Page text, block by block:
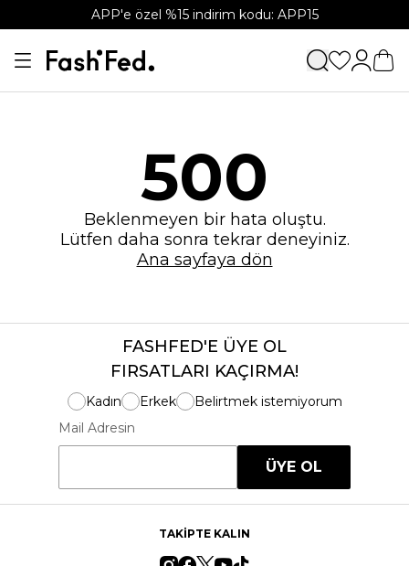
APP'e özel %15 indirim kodu: APP15
500
Beklenmeyen bir hata oluştu.
Lütfen daha sonra tekrar deneyiniz.
Ana sayfaya dön
FASHFED'E ÜYE OL
FIRSATLARI KAÇIRMA!
Kadın Erkek
Belirtmek istemiyorum
Mail Adresin
ÜYE OL
TAKİPTE KALIN